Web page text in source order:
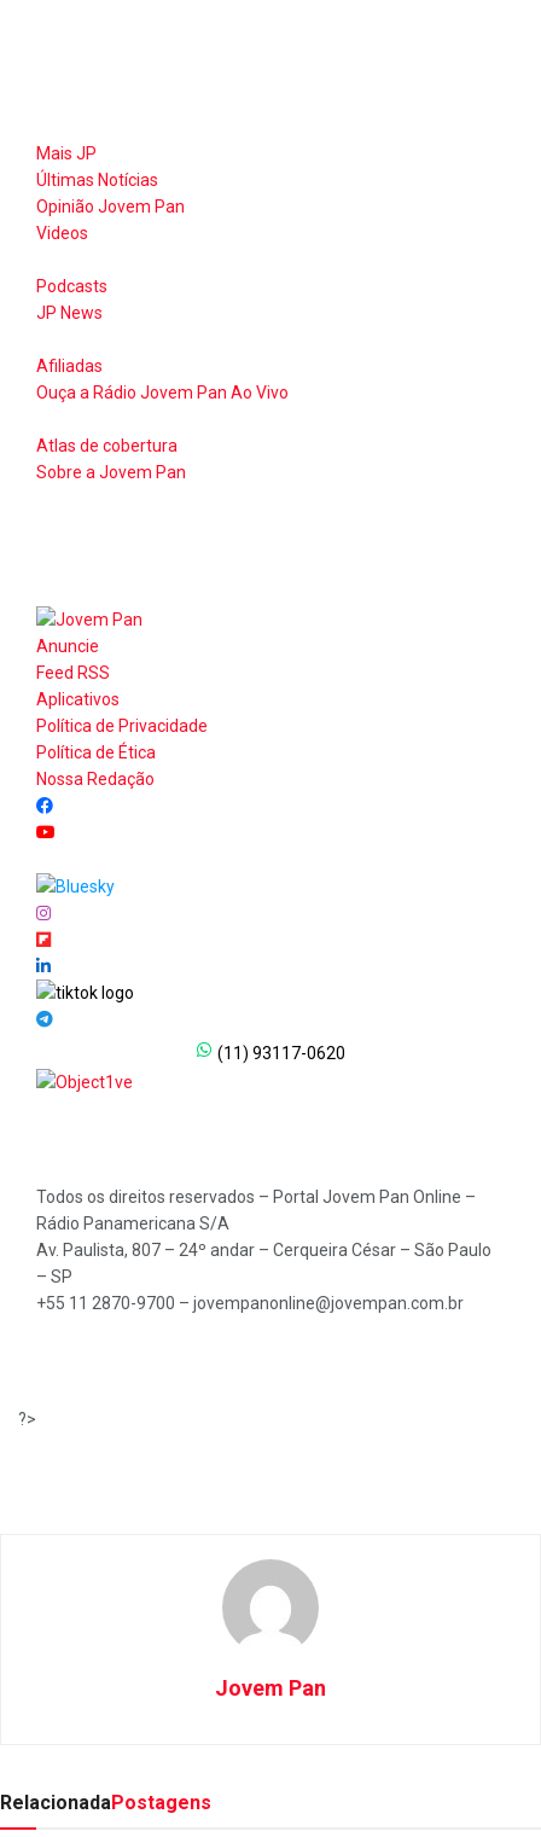
Mais JP
Últimas Notícias
Opinião Jovem Pan
Videos
Podcasts
JP News
Afiliadas
Ouça a Rádio Jovem Pan Ao Vivo
Atlas de cobertura
Sobre a Jovem Pan
Anuncie
Feed RSS
Aplicativos
Política de Privacidade
Política de Ética
Nossa Redação
(11) 93117-0620
Todos os direitos reservados – Portal Jovem Pan Online –
Rádio Panamericana S/A
Av. Paulista, 807 – 24º andar – Cerqueira César – São Paulo
– SP
+55 11 2870-9700 – jovempanonline@jovempan.com.br
?>
Jovem Pan
RelacionadaPostagens